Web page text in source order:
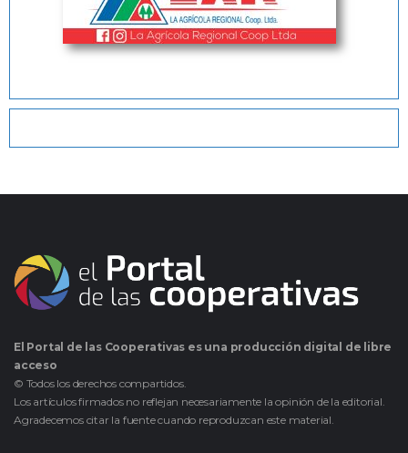
El Portal de las Cooperativas es una producción digital de libre
acceso
© Todos los derechos compartidos.
Los artículos firmados no reflejan necesariamente la opinión de la editorial.
Agradecemos citar la fuente cuando reproduzcan este material.